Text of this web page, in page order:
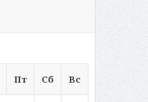
Пт Сб Вс